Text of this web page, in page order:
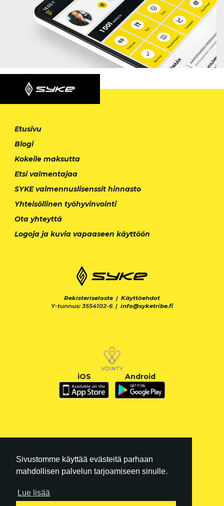
Sivustomme käyttää evästeitä parhaan
mahdollisen palvelun tarjoamiseen sinulle.
Lue lisää
Etusivu
Blogi
Kokeile maksutta
Etsi valmentajaa
SYKE valmennuslisenssit hinnasto
Yhteisöllinen työhyvinvointi
Ota yhteyttä
Logoja ja kuvia vapaaseen käyttöön
Rekisteriseloste | Käyttöehdot
Y-tunnus: 3554102-6 | info@syketribe.fi
iOS Android